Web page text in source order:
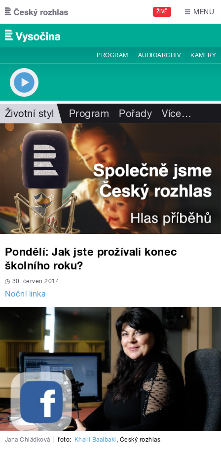
Přejít k hlavnímu obsahu
ŽIVĚ MENU
PROGRAM AUDIOARCHIV KAMERY
Životní styl Program Pořady Více…
Pondělí: Jak jste prožívali konec
školního roku?
30. červen 2014
Noční linka
Jana Chládková foto: Khalil Baalbaki , Český rozhlas